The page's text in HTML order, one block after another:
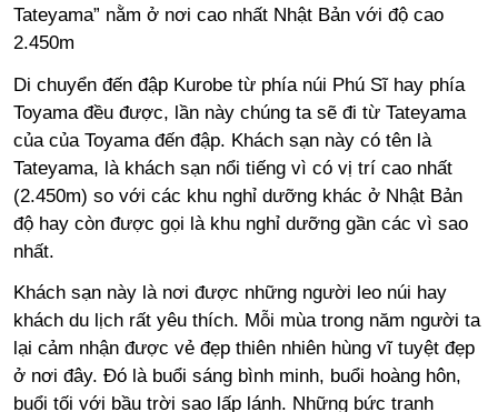
Tateyama” nằm ở nơi cao nhất Nhật Bản với độ cao
2.450m
Di chuyển đến đập Kurobe từ phía núi Phú Sĩ hay phía
Toyama đều được, lần này chúng ta sẽ đi từ Tateyama
của của Toyama đến đập. Khách sạn này có tên là
Tateyama, là khách sạn nổi tiếng vì có vị trí cao nhất
(2.450m) so với các khu nghỉ dưỡng khác ở Nhật Bản
độ hay còn được gọi là khu nghỉ dưỡng gần các vì sao
nhất.
Khách sạn này là nơi được những người leo núi hay
khách du lịch rất yêu thích. Mỗi mùa trong năm người ta
lại cảm nhận được vẻ đẹp thiên nhiên hùng vĩ tuyệt đẹp
ở nơi đây. Đó là buổi sáng bình minh, buổi hoàng hôn,
buổi tối với bầu trời sao lấp lánh. Những bức tranh